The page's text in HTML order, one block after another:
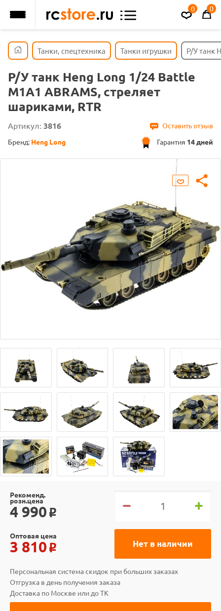
0 0
Танки, спецтехника Танки игрушки Р/У танк
Р/У танк Heng Long 1/24 Battle
M1A1 ABRAMS, стреляет
шариками, RTR
Артикул: 3816
Оставить отзыв
Гарантия 14 дней
Бренд: Heng Long
Рекоменд.
розн.цена
4 990 o
Нет в наличии
Оптовая цена
3 810 o
Персональная система скидок при больших заказах
Отгрузка в день получения заказа
Доставка по Москве или до ТК